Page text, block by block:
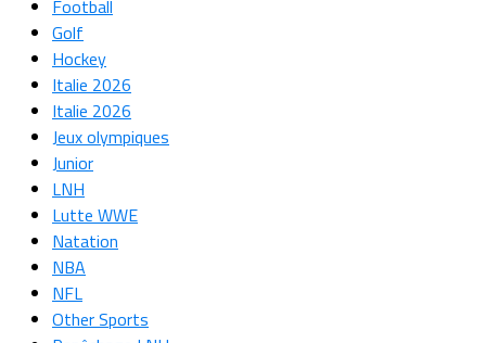
Football
Golf
Hockey
Italie 2026
Italie 2026
Jeux olympiques
Junior
LNH
Lutte WWE
Natation
NBA
NFL
Other Sports